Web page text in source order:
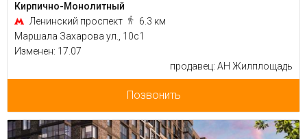
Кирпично-Монолитный
Ленинский проспект
6.3 км
Маршала Захарова ул., 10с1
Изменен: 17.07
продавец: АН Жилплощадь
Позвонить